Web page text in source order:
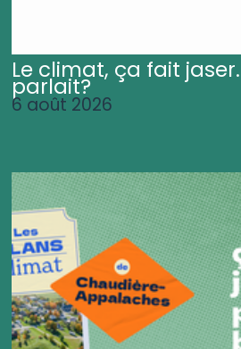
Le climat, ça fait
parlait?
6 août 2026